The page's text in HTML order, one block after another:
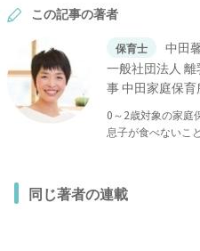
この記事の著者
保育士
中田
一般社団法人
事 中田家庭保
0～2歳対象の家庭
息子が食べないこ
乳食インストラ
らかい目線での離
ンストラクターの
同じ著者の連載